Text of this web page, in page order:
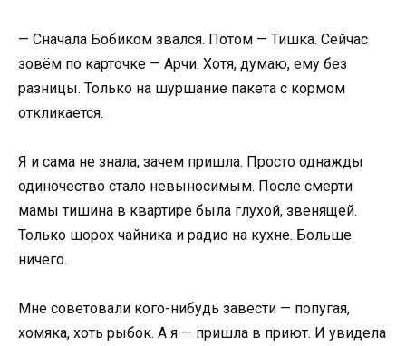
— Сначала Бобиком звался. Потом — Тишка. Сейчас
зовём по карточке — Арчи. Хотя, думаю, ему без
разницы. Только на шуршание пакета с кормом
откликается.
Я и сама не знала, зачем пришла. Просто однажды
одиночество стало невыносимым. После смерти
мамы тишина в квартире была глухой, звенящей.
Только шорох чайника и радио на кухне. Больше
ничего.
Мне советовали кого-нибудь завести — попугая,
хомяка, хоть рыбок. А я — пришла в приют. И увидела